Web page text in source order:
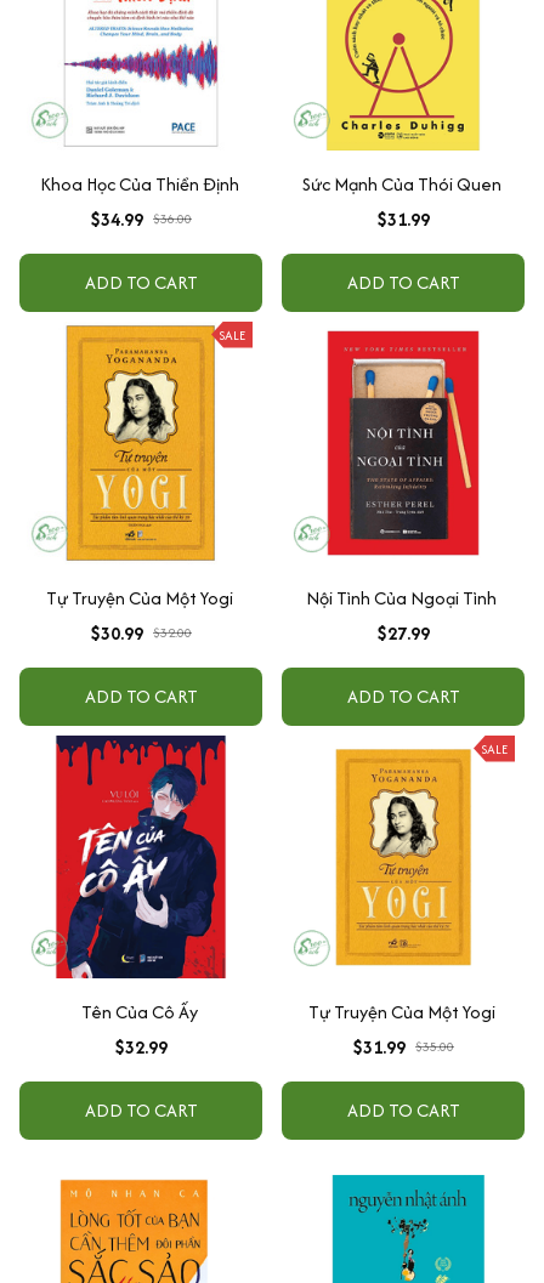
Khoa Học Của Thiền Định
$34.99 $36.00
ADD TO CART
Sức Mạnh Của Thói Quen
$31.99
ADD TO CART
SALE
Tự Truyện Của Một Yogi
$30.99 $32.00
ADD TO CART
Nội Tình Của Ngoại Tình
$27.99
ADD TO CART
Tên Của Cô Ấy
$32.99
ADD TO CART
SALE
Tự Truyện Của Một Yogi
$31.99 $35.00
ADD TO CART